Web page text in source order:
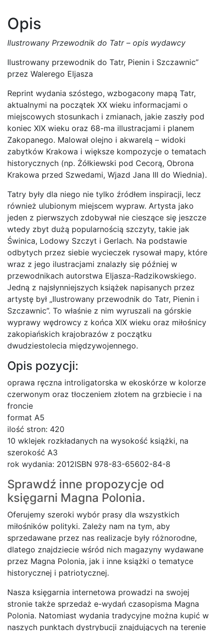
Opis
Ilustrowany Przewodnik do Tatr – opis wydawcy
Ilustrowany przewodnik do Tatr, Pienin i Szczawnic”
przez Walerego Eljasza
Reprint wydania szóstego, wzbogacony mapą Tatr,
aktualnymi na początek XX wieku informacjami o
miejscowych stosunkach i zmianach, jakie zaszły pod
koniec XIX wieku oraz 68-ma illustracjami i planem
Zakopanego. Malował olejno i akwarelą – widoki
zabytków Krakowa i większe kompozycje o tematach
historycznych (np. Żółkiewski pod Cecorą, Obrona
Krakowa przed Szwedami, Wjazd Jana III do Wiednia).
Tatry były dla niego nie tylko źródłem inspiracji, lecz
również ulubionym miejscem wypraw. Artysta jako
jeden z pierwszych zdobywał nie cieszące się jeszcze
wtedy zbyt dużą popularnością szczyty, takie jak
Świnica, Lodowy Szczyt i Gerlach. Na podstawie
odbytych przez siebie wycieczek rysował mapy, które
wraz z jego ilustracjami znalazły się później w
przewodnikach autorstwa Eljasza-Radzikowskiego.
Jedną z najsłynniejszych książek napisanych przez
artystę był „Ilustrowany przewodnik do Tatr, Pienin i
Szczawnic”. To właśnie z nim wyruszali na górskie
wyprawy wędrowcy z końca XIX wieku oraz miłośnicy
zakopiańskich krajobrazów z początku
dwudziestolecia międzywojennego.
Opis pozycji:
oprawa ręczna introligatorska w ekoskórze w kolorze
czerwonym oraz tłoczeniem złotem na grzbiecie i na
froncie
format A5
ilość stron: 420
10 wklejek rozkładanych na wysokość książki, na
szerokość A3
rok wydania: 2012ISBN 978-83-65602-84-8
Sprawdź inne propozycje od
księgarni Magna Polonia.
Oferujemy szeroki wybór prasy dla wszystkich
miłośników polityki. Zależy nam na tym, aby
sprzedawane przez nas realizacje były różnorodne,
dlatego znajdziecie wśród nich magazyny wydawane
przez Magna Polonia, jak i inne książki o tematyce
historycznej i patriotycznej.
Nasza księgarnia internetowa prowadzi na swojej
stronie także sprzedaż e-wydań czasopisma Magna
Polonia. Natomiast wydania tradycyjne można kupić w
naszych punktach dystrybucji znajdujących na terenie